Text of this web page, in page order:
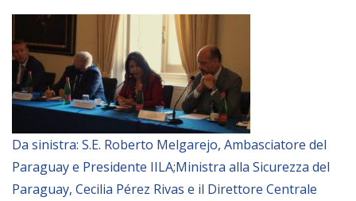
Da sinistra: S.E. Roberto Melgarejo, Ambasciatore del
Paraguay e Presidente IILA;Ministra alla Sicurezza del
Paraguay, Cecilia Pérez Rivas e il Direttore Centrale